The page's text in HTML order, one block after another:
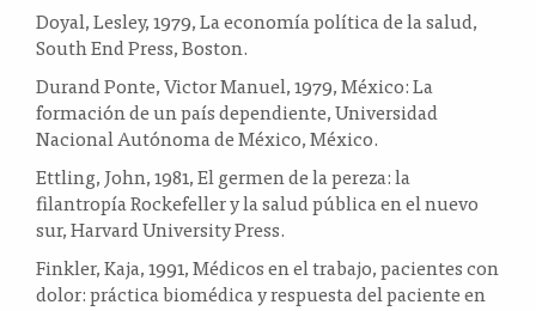
Doyal, Lesley, 1979, La economía política de la salud,
South End Press, Boston.
Durand Ponte, Victor Manuel, 1979, México: La
formación de un país dependiente, Universidad
Nacional Autónoma de México, México.
Ettling, John, 1981, El germen de la pereza: la
filantropía Rockefeller y la salud pública en el nuevo
sur, Harvard University Press.
Finkler, Kaja, 1991, Médicos en el trabajo, pacientes con
dolor: práctica biomédica y respuesta del paciente en